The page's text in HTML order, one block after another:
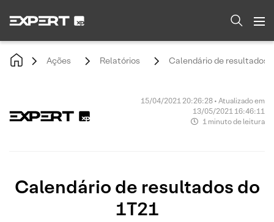
Ações Relatórios Calendário de resultados
15/04/2021 20:26:28 • Atualizado em
13/05/2021 16:46:11
1 minuto de leitura
Calendário de resultados do
1T21